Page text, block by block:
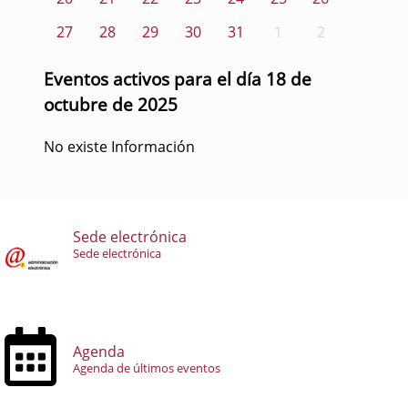
27
28 29 30 31 1 2
Eventos activos para el día 18 de
octubre de 2025
No existe Información
Sede electrónica
Sede electrónica
Agenda
Agenda de últimos eventos